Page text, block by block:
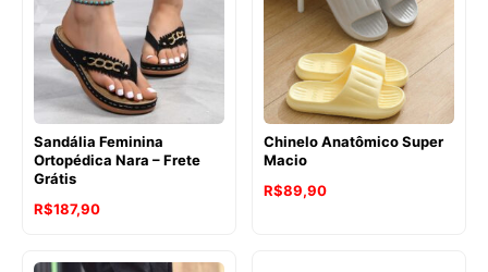
Sandália Feminina
Ortopédica Nara – Frete
Grátis
R$187,90
Chinelo Anatômico Super
Macio
R$89,90